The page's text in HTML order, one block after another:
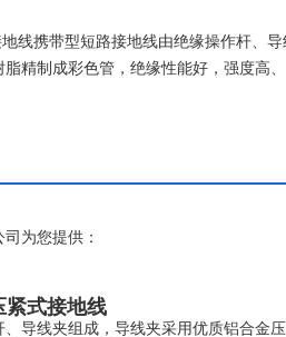
线携带型短路接地线由绝缘操作杆、
精制成彩色管，绝缘性能好，强度高
为您提供：
紧式接地线
导线夹组成，导线夹采用优质铝合金